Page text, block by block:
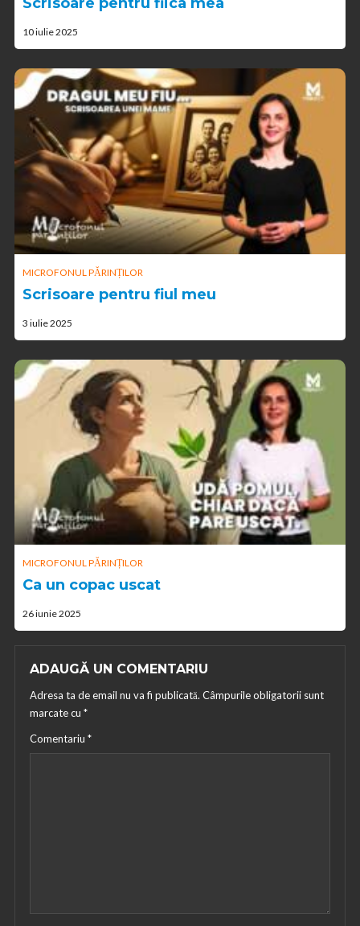
10 iulie 2025
MICROFONUL PĂRINȚILOR
Scrisoare pentru fiul meu
3 iulie 2025
MICROFONUL PĂRINȚILOR
Ca un copac uscat
26 iunie 2025
ADAUGĂ UN COMENTARIU
Adresa ta de email nu va fi publicată. Câmpurile obligatorii sunt
marcate cu *
Comentariu *